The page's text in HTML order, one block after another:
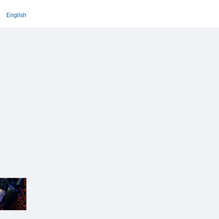
English